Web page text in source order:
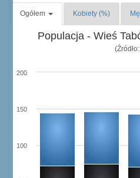
Ogółem Kobiety (%)
Populacja - Wieś
100
150
200